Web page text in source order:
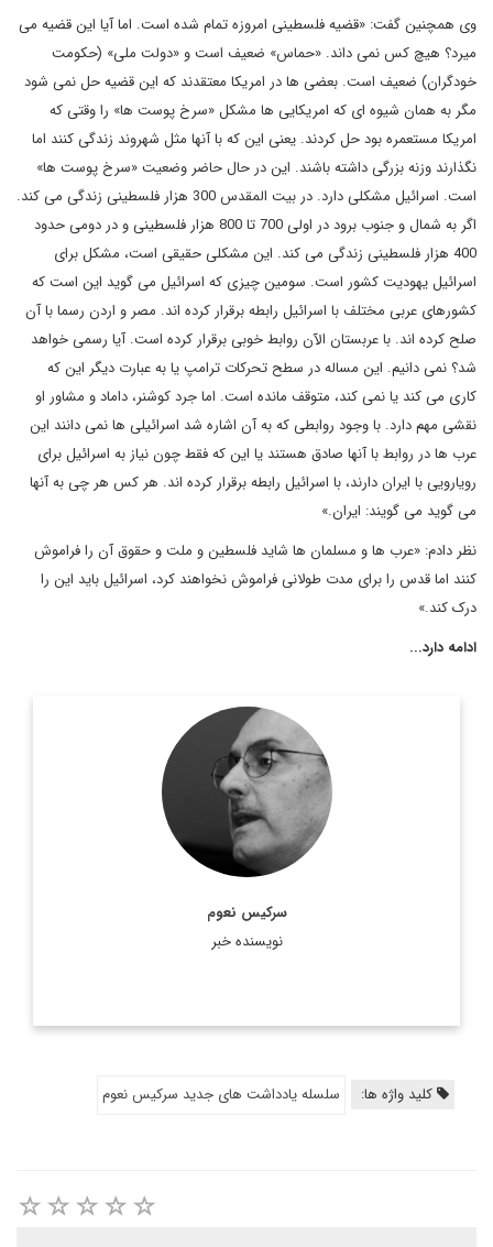
وی همچنین گفت: «قضیه فلسطینی امروزه تمام شده است. اما آیا این قضیه می
میرد؟ هیچ کس نمی داند. «حماس» ضعیف است و «دولت ملی» (حکومت
خودگران) ضعیف است. بعضی ها در امریکا معتقدند که این قضیه حل نمی شود
مگر به همان شیوه ای که امریکایی ها مشکل «سرخ پوست ها» را وقتی که
امریکا مستعمره بود حل کردند. یعنی این که با آنها مثل شهروند زندگی کنند اما
نگذارند وزنه بزرگی داشته باشند. این در حال حاضر وضعیت «سرخ پوست ها»
است. اسرائیل مشکلی دارد. در بیت المقدس 300 هزار فلسطینی زندگی می کند.
اگر به شمال و جنوب برود در اولی 700 تا 800 هزار فلسطینی و در دومی حدود
400 هزار فلسطینی زندگی می کند. این مشکلی حقیقی است، مشکل برای
اسرائیل یهودیت کشور است. سومین چیزی که اسرائیل می گوید این است که
کشورهای عربی مختلف با اسرائیل رابطه برقرار کرده اند. مصر و اردن رسما با آن
صلح کرده اند. با عربستان الآن روابط خوبی برقرار کرده است. آیا رسمی خواهد
شد؟ نمی دانیم. این مساله در سطح تحرکات ترامپ یا به عبارت دیگر این که
کاری می کند یا نمی کند، متوقف مانده است. اما جرد کوشنر، داماد و مشاور او
نقشی مهم دارد. با وجود روابطی که به آن اشاره شد اسرائیلی ها نمی دانند این
عرب ها در روابط با آنها صادق هستند یا این که فقط چون نیاز به اسرائیل برای
رویارویی با ایران دارند، با اسرائیل رابطه برقرار کرده اند. هر کس هر چی به آنها
می گوید می گویند: ایران.»
نظر دادم: «عرب ها و مسلمان ها شاید فلسطین و ملت و حقوق آن را فراموش
کنند اما قدس را برای مدت طولانی فراموش نخواهند کرد، اسرائیل باید این را
درک کند.»
ادامه دارد...
سرکیس نعوم
نویسنده خبر
سركيس نعوم، نويسنده و روزنامه نگار مشهور لبناني ويكي از ستون
نويسان روزنامه النهار است. وی در سال 2011 جایزه جهانی جبران
خلیل جبران را در استرالیا دریافت کرد. ...
اطلاعات بیشتر
کلید واژه ها: سلسله یادداشت های جدید سرکیس نعوم